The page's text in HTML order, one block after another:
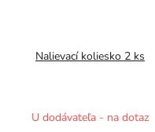
Nalievací koliesko 2 ks
U dodávateľa - na dotaz